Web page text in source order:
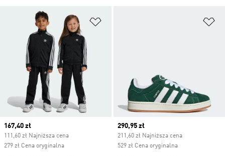
Current price
167,40 zł
111,60 zł Najniższa cena
279 zł Cena oryginalna
Current price
290,95 zł
211,60 zł Najniższa cena
529 zł Cena oryginalna